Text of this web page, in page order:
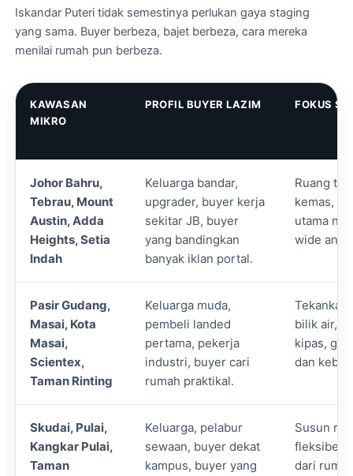
Iskandar Puteri tidak semestinya perlukan gaya staging
yang sama. Buyer berbeza, bajet berbeza, cara mereka
menilai rumah pun berbeza.
KAWASAN
MIKRO
PROFIL BUYER LAZIM FOKUS
Johor Bahru,
Tebrau, Mount
Austin, Adda
Heights, Setia
Indah
Keluarga bandar,
upgrader, buyer kerja
sekitar JB, buyer
yang bandingkan
banyak iklan portal.
Ruang
kemas,
utama
wide
Pasir Gudang,
Masai, Kota
Masai,
Scientex,
Taman Rinting
Keluarga muda,
pembeli landed
pertama, pekerja
industri, buyer cari
rumah praktikal.
Tekankan
bilik air,
kipas,
dan
Skudai, Pulai,
Kangkar Pulai,
Taman
Keluarga, pelabur
sewaan, buyer dekat
kampus, buyer yang
Susun
fleksibel:
dari